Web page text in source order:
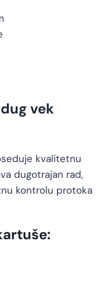
vek
kvalitetnu
dugotrajan rad,
kontrolu protoka